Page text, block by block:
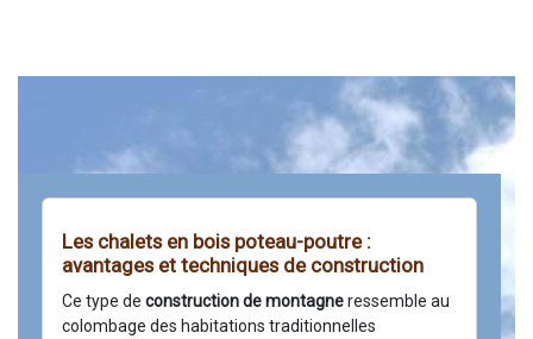
Les chalets en bois poteau-poutre :
avantages et techniques de construction
Ce type de construction de montagneressemble au
colombage des habitations traditionnelles